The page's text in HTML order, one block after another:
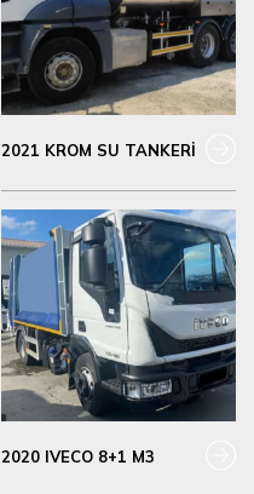
2021 KROM SU TANKERİ
2020 IVECO 8+1 M3